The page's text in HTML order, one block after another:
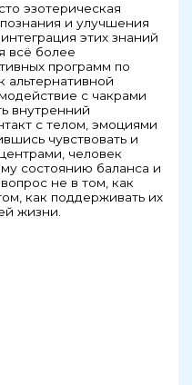
эзотерическая
и улучшения
этих знаний
всё более
программ по
альтернативной
с чакрами
внутренний
с телом, эмоциями
чувствовать и
человек
состоянию баланса и
не в том, как
как поддерживать их
жизни.